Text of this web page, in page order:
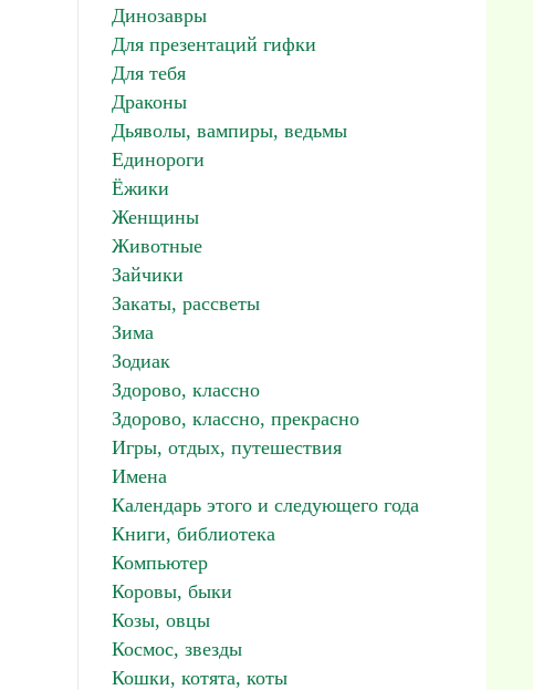
Динозавры
Для презентаций гифки
Для тебя
Драконы
Дьяволы, вампиры, ведьмы
Единороги
Ёжики
Женщины
Животные
Зайчики
Закаты, рассветы
Зима
Зодиак
Здорово, классно
Здорово, классно, прекрасно
Игры, отдых, путешествия
Имена
Календарь этого и следующего года
Книги, библиотека
Компьютер
Коровы, быки
Козы, овцы
Космос, звезды
Кошки, котята, коты